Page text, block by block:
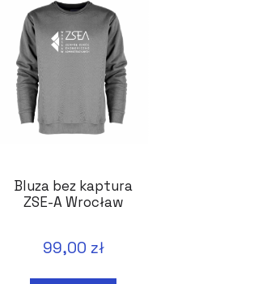
Bluza bez kaptura
ZSE-A Wrocław
99,00 zł